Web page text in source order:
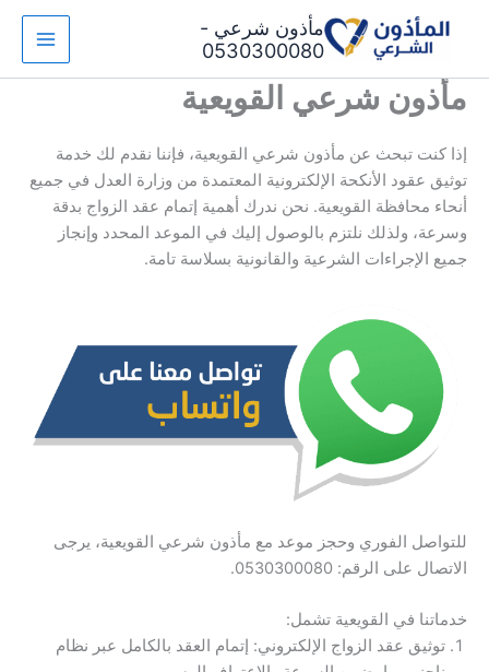
مأذون شرعي -
0530300080
مأذون شرعي القويعية
إذا كنت تبحث عن مأذون شرعي القويعية، فإننا نقدم لك خدمة
توثيق عقود الأنكحة الإلكترونية المعتمدة من وزارة العدل في جميع
أنحاء محافظة القويعية. نحن ندرك أهمية إتمام عقد الزواج بدقة
وسرعة، ولذلك نلتزم بالوصول إليك في الموعد المحدد وإنجاز
جميع الإجراءات الشرعية والقانونية بسلاسة تامة.
للتواصل الفوري وحجز موعد مع مأذون شرعي القويعية، يرجى
الاتصال على الرقم: 0530300080.
خدماتنا في القويعية تشمل:
توثيق عقد الزواج الإلكتروني: إتمام العقد بالكامل عبر نظام